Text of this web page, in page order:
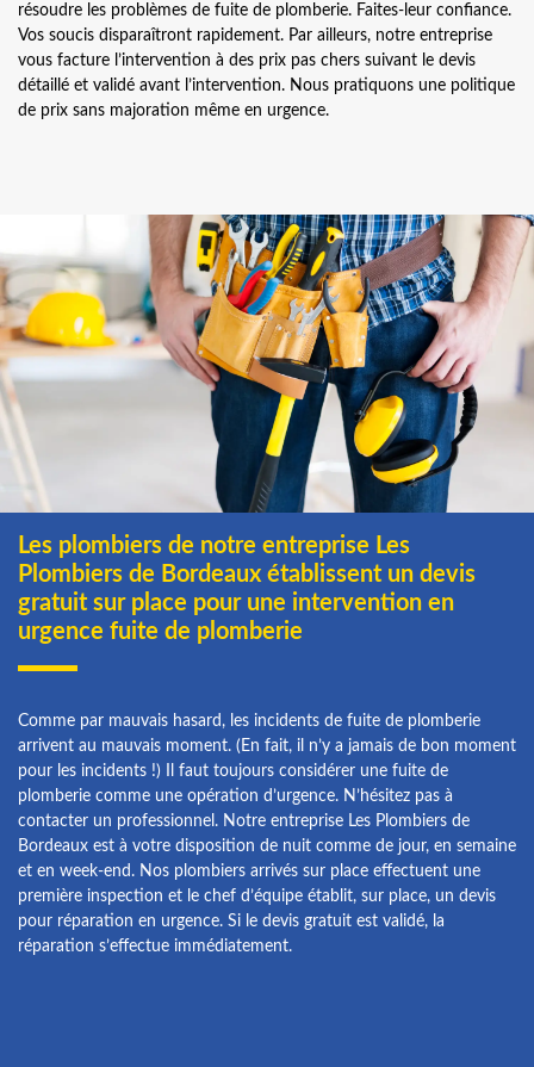
résoudre les problèmes de fuite de plomberie. Faites-leur confiance.
Vos soucis disparaîtront rapidement. Par ailleurs, notre entreprise
vous facture l’intervention à des prix pas chers suivant le devis
détaillé et validé avant l’intervention. Nous pratiquons une politique
de prix sans majoration même en urgence.
Les plombiers de notre entreprise Les
Plombiers de Bordeaux établissent un devis
gratuit sur place pour une intervention en
urgence fuite de plomberie
Comme par mauvais hasard, les incidents de fuite de plomberie
arrivent au mauvais moment. (En fait, il n’y a jamais de bon moment
pour les incidents !) Il faut toujours considérer une fuite de
plomberie comme une opération d’urgence. N’hésitez pas à
contacter un professionnel. Notre entreprise Les Plombiers de
Bordeaux est à votre disposition de nuit comme de jour, en semaine
et en week-end. Nos plombiers arrivés sur place effectuent une
première inspection et le chef d’équipe établit, sur place, un devis
pour réparation en urgence. Si le devis gratuit est validé, la
réparation s’effectue immédiatement.